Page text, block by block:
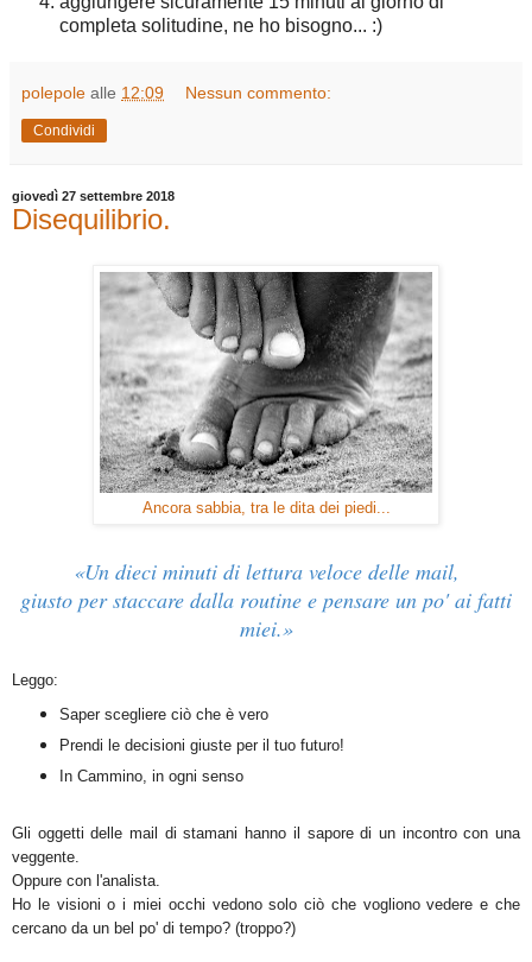
completa solitudine, ne ho bisogno... :)
polepole alle 12:09 Nessun commento:
Condividi
giovedì 27 settembre 2018
Disequilibrio.
Ancora sabbia, tra le dita dei piedi...
«Un dieci minuti di lettura veloce delle mail,
giusto per staccare dalla routine e pensare un po' ai fatti
miei.»
Leggo:
Saper scegliere ciò che è vero
Prendi le decisioni giuste per il tuo futuro!
In Cammino, in ogni senso
Gli oggetti delle mail di stamani hanno il sapore di un incontro con una
veggente.
Oppure con l'analista.
Ho le visioni o i miei occhi vedono solo ciò che vogliono vedere e che
cercano da un bel po' di tempo? (troppo?)